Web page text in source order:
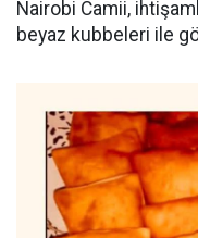
Nairobi Camii,
beyaz kubbeleri ile